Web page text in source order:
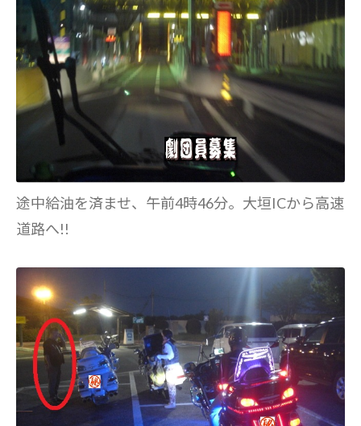
途中給油を済ませ、午前4時46分。大垣ICから高速
道路へ!!